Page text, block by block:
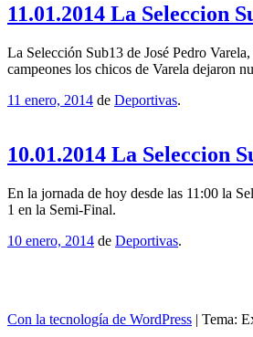
11.01.2014 La Seleccion
La Selección Sub13 de José Pedro
campeones los chicos de Varela dejaron
11 enero, 2014 de Deportivas.
10.01.2014 La Seleccion
En la jornada de hoy desde las 11:00 la
1 en la Semi-Final.
10 enero, 2014 de Deportivas.
Con la tecnología de WordPress | Tema: